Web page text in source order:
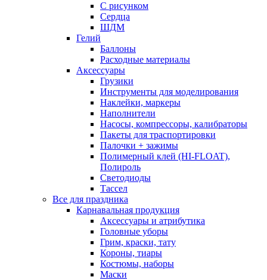
С рисунком
Сердца
ШДМ
Гелий
Баллоны
Расходные материалы
Аксессуары
Грузики
Инструменты для моделирования
Наклейки, маркеры
Наполнители
Насосы, компрессоры, калибраторы
Пакеты для траспортировки
Палочки + зажимы
Полимерный клей (HI-FLOAT),
Полироль
Светодиоды
Тассел
Все для праздника
Карнавальная продукция
Аксессуары и атрибутика
Головные уборы
Грим, краски, тату
Короны, тиары
Костюмы, наборы
Маски